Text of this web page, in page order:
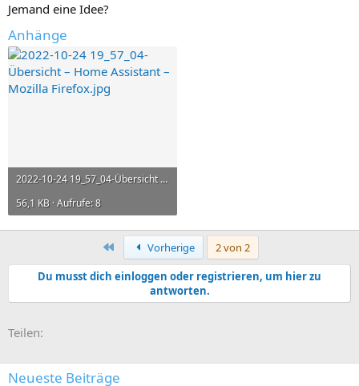
Jemand eine Idee?
Anhänge
2022-10-24 19_57_04-Übersicht – Home Assistant – Mozilla Firefox.jpg
56,1 KB · Aufrufe: 8
Erste Vorherige
2 von 2
Du musst dich einloggen oder registrieren, um hier zu
antworten.
Teilen:
Neueste Beiträge